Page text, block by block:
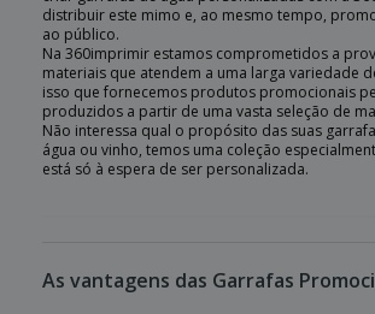
distribuir este mimo e, ao mesmo tempo,
ao público.
Na 360imprimir estamos comprometidos a
materiais que atendem a uma larga variedade
isso que fornecemos produtos promocionais
produzidos a partir de uma vasta seleção de
Não interessa qual o propósito das suas
água ou vinho, temos uma coleção
está só à espera de ser personalizada.
As vantagens das Garrafas